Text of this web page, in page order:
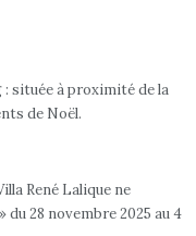
: située à proximité de la
de Noël.
René Lalique ne
du 28 novembre 2025 au 4